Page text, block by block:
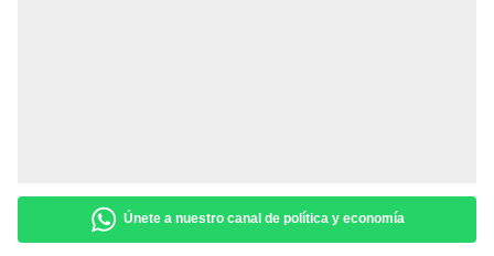
Únete a nuestro canal de política y economía